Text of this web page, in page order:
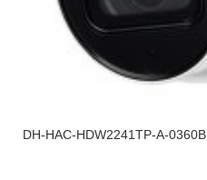
DH-HAC-HDW2241TP-A-0360B